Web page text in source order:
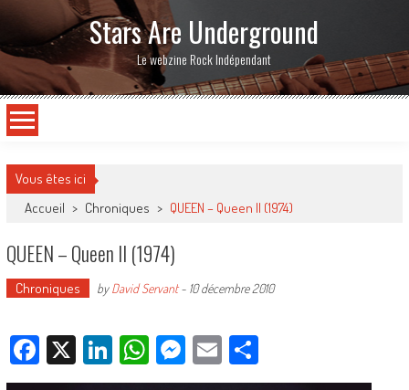
Stars Are Underground
Le webzine Rock Indépendant
Vous êtes ici
Accueil > Chroniques > QUEEN – Queen II (1974)
QUEEN – Queen II (1974)
Chroniques byDavid Servant- 10 décembre 2010
Facebook
X LinkedIn
WhatsApp
Messenger
EmailPartager